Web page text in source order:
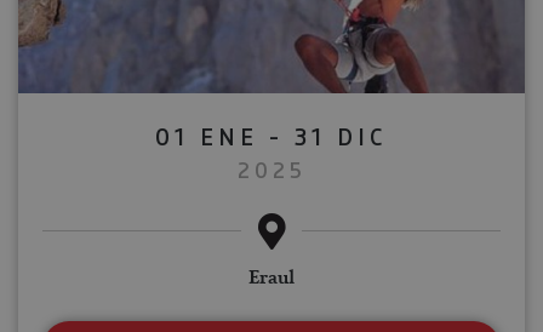
01 ENE - 31 DIC
2025
Eraul